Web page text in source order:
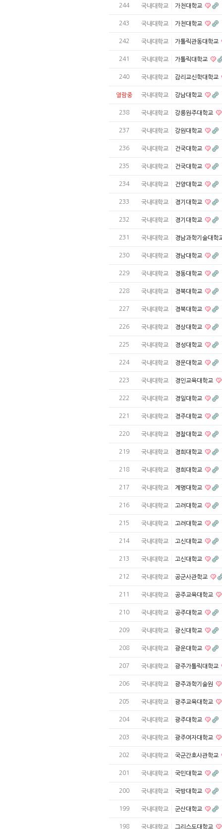
244 국내대학교 가천대학교
243 국내대학교 가천대학교
242 국내대학교 가톨릭관동대학교
241 국내대학교 가톨릭대학교
240 국내대학교 감리교신학대학교
열람중 국내대학교 강남대학교
238 국내대학교 강릉원주대학교
237 국내대학교 강원대학교
236 국내대학교 건국대학교
235 국내대학교 건국대학교
234 국내대학교 건양대학교
233 국내대학교 경기대학교
232 국내대학교 경기대학교
231 국내대학교 경남과학기술대학
230 국내대학교 경남대학교
229 국내대학교 경동대학교
228 국내대학교 경북대학교
227 국내대학교 경북대학교
226 국내대학교 경상대학교
225 국내대학교 경성대학교
224 국내대학교 경운대학교
223 국내대학교 경인교육대학교
222 국내대학교 경일대학교
221 국내대학교 경주대학교
220 국내대학교 경찰대학교
219 국내대학교 경희대학교
218 국내대학교 경희대학교
217 국내대학교 계명대학교
216 국내대학교 고려대학교
215 국내대학교 고려대학교
214 국내대학교 고신대학교
213 국내대학교 고신대학교
212 국내대학교 공군사관학교
211 국내대학교 공주교육대학교
210 국내대학교 공주대학교
209 국내대학교 광신대학교
208 국내대학교 광운대학교
207 국내대학교 광주가톨릭대학교
206 국내대학교 광주과학기술원
205 국내대학교 광주교육대학교
204 국내대학교 광주대학교
203 국내대학교 광주여자대학교
202 국내대학교 국군간호사관학교
201 국내대학교 국민대학교
200 국내대학교 국방대학교
199 국내대학교 군산대학교
198 국내대학교 그리스도대학교